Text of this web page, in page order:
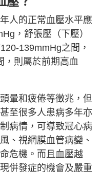
人的正常血壓水平應
，舒張壓（下壓）
139mmHg之間，
，則屬於前期高血
暈和疲倦等徵兆，但
至很多人患病多年亦
病情，可導致冠心病
、視網膜血管病變、
危機。而且血壓越
併發症的機會及嚴重